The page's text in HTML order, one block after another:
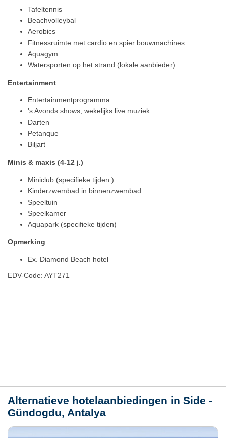
Tafeltennis
Beachvolleybal
Aerobics
Fitnessruimte met cardio en spier bouwmachines
Aquagym
Watersporten op het strand (lokale aanbieder)
Entertainment
Entertainmentprogramma
's Avonds shows, wekelijks live muziek
Darten
Petanque
Biljart
Minis & maxis (4-12 j.)
Miniclub (specifieke tijden.)
Kinderzwembad in binnenzwembad
Speeltuin
Speelkamer
Aquapark (specifieke tijden)
Opmerking
Ex. Diamond Beach hotel
EDV-Code: AYT271
Alternatieve hotelaanbiedingen in Side -
Gündogdu, Antalya